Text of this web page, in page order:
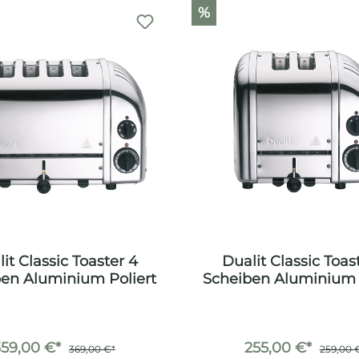
Classic Toaster 4
Aluminium Poliert
€* 369,00 €*
%
Dualit Classic
Scheiben
255,00 €* 259,00